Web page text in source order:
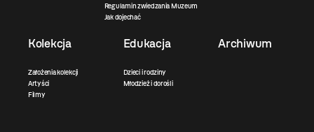
Regulamin zwiedzania Muzeum
Jak dojechać
Kolekcja
Założenia kolekcji
Artyści
Filmy
Edukacja
Dzieci i rodziny
Młodzież i dorośli
Archiwum